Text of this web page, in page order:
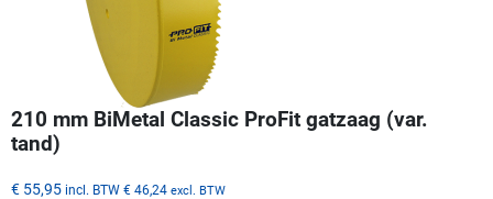
210 mm BiMetal Classic ProFit gatzaag (var.
tand)
€ 55,95 incl. BTW € 46,24 excl. BTW